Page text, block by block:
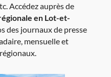
Accédez auprès de
en Lot-et-
des journaux de presse
mensuelle et